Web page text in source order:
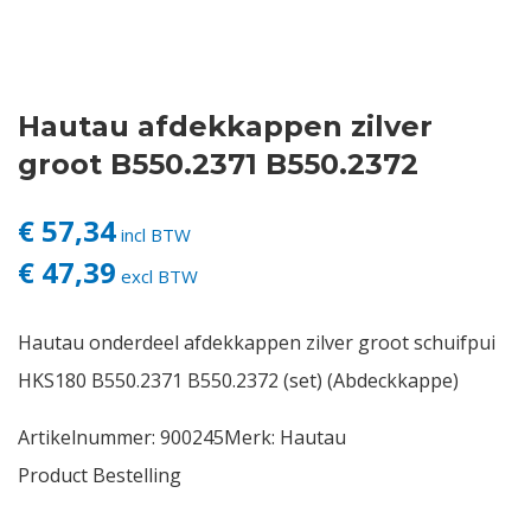
Login
Hautau afdekkappen zilver
groot B550.2371 B550.2372
€ 57,34 incl BTW
€ 47,39 excl BTW
Hautau onderdeel afdekkappen zilver groot schuifpui
HKS180 B550.2371 B550.2372 (set) (Abdeckkappe)
Artikelnummer: 900245Merk: Hautau
Product Bestelling